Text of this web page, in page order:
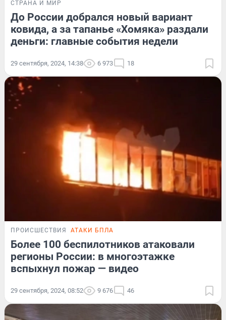
СТРАНА И МИР
До России добрался новый вариант
ковида, а за тапанье «Хомяка» раздали
деньги: главные события недели
29 сентября, 2024, 14:38 6 973 18
ПРОИСШЕСТВИЯ АТАКИ БПЛА
Более 100 беспилотников атаковали
регионы России: в многоэтажке
вспыхнул пожар — видео
29 сентября, 2024, 08:52 9 676 46